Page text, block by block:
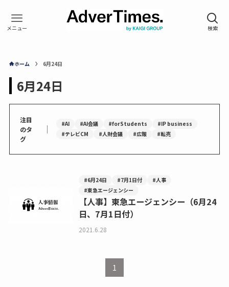
ホーム 6月24日
6月24日
注目
のタ
グ
｜ #AI #AI会議 #forStudents
#IP business
#テレビCM
#人財会議 #広報 #転売
#6月24日 #7月1日付
#人事
#東急エージェンシー
【人事】東急エージェンシー（6月24
日、7月1日付）
2021.6.28
1